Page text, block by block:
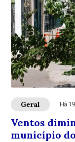
Geral Há
Ventos
município